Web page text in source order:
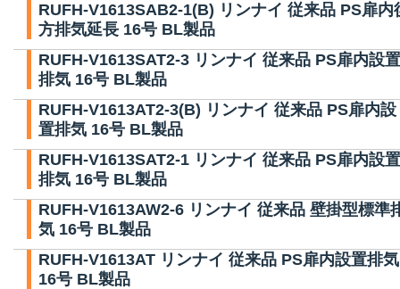
RUFH-V1613SAB2-1(B) リンナイ 従来品 PS扉内
方排気延長 16号 BL製品
RUFH-V1613SAT2-3 リンナイ 従来品 PS扉内設置
排気 16号 BL製品
RUFH-V1613AT2-3(B) リンナイ 従来品 PS扉内設
置排気 16号 BL製品
RUFH-V1613SAT2-1 リンナイ 従来品 PS扉内設置
排気 16号 BL製品
RUFH-V1613AW2-6 リンナイ 従来品 壁掛型標準
気 16号 BL製品
RUFH-V1613AT リンナイ 従来品 PS扉内設置排気
16号 BL製品